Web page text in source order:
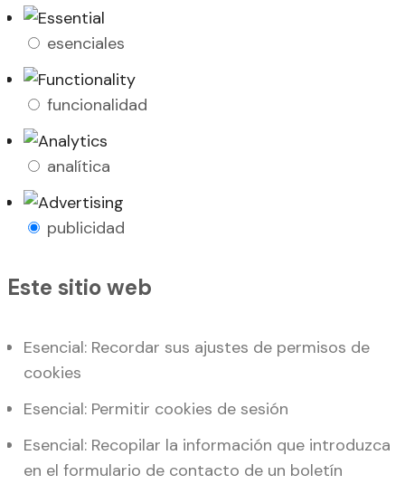
esenciales
funcionalidad
analítica
publicidad
Este sitio web
Esencial: Recordar sus ajustes de permisos de
cookies
Esencial: Permitir cookies de sesión
Esencial: Recopilar la información que introduzca
en el formulario de contacto de un boletín